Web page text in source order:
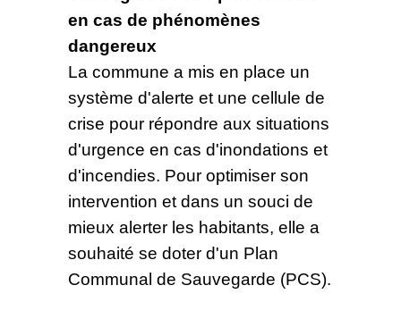
en cas de phénomènes
dangereux
La commune a mis en place un
système d'alerte et une cellule de
crise pour répondre aux situations
d'urgence en cas d'inondations et
d'incendies. Pour optimiser son
intervention et dans un souci de
mieux alerter les habitants, elle a
souhaité se doter d'un Plan
Communal de Sauvegarde (PCS).